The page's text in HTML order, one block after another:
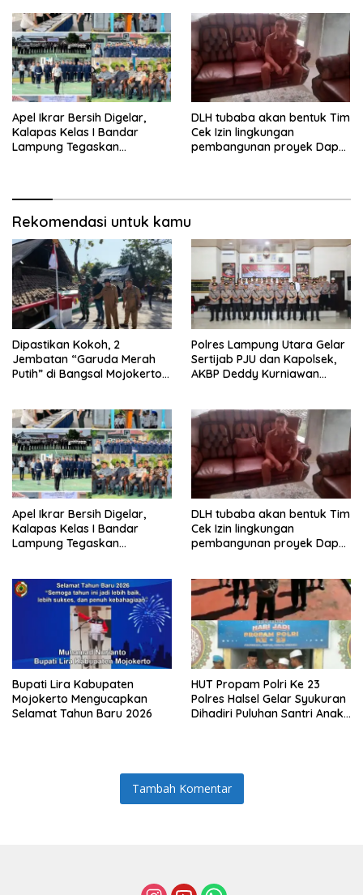
Apel Ikrar Bersih Digelar,
Kalapas Kelas I Bandar
Lampung Tegaskan
DLH tubaba akan bentuk Tim
Cek Izin lingkungan
pembangunan proyek Dapur
Rekomendasi untuk kamu
Dipastikan Kokoh, 2
Jembatan “Garuda Merah
Putih” di Bangsal Mojokerto
Polres Lampung Utara Gelar
Sertijab PJU dan Kapolsek,
AKBP Deddy Kurniawan
Apel Ikrar Bersih Digelar,
Kalapas Kelas I Bandar
Lampung Tegaskan
DLH tubaba akan bentuk Tim
Cek Izin lingkungan
pembangunan proyek Dapur
Bupati Lira Kabupaten
Mojokerto Mengucapkan
Selamat Tahun Baru 2026
HUT Propam Polri Ke 23
Polres Halsel Gelar Syukuran
Dihadiri Puluhan Santri Anak
Tambah Komentar